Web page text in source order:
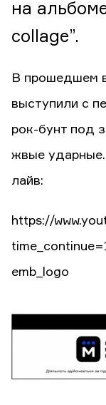
на
collage”.
В прошедшем
выступили с
рок-бунт под
жвые ударные.
лайв:
https://
emb_logo